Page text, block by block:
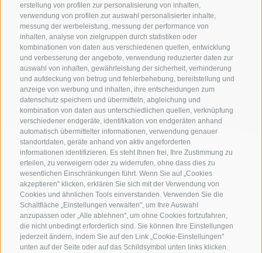
erstellung von profilen zur personalisierung von inhalten,
verwendung von profilen zur auswahl personalisierter inhalte,
messung der werbeleistung, messung der performance von
inhalten, analyse von zielgruppen durch statistiken oder
kombinationen von daten aus verschiedenen quellen, entwicklung
und verbesserung der angebote, verwendung reduzierter daten zur
auswahl von inhalten, gewährleistung der sicherheit, verhinderung
und aufdeckung von betrug und fehlerbehebung, bereitstellung und
anzeige von werbung und inhalten, ihre entscheidungen zum
datenschutz speichern und übermitteln, abgleichung und
kombination von daten aus unterschiedlichen quellen, verknüpfung
verschiedener endgeräte, identifikation von endgeräten anhand
automatisch übermittelter informationen, verwendung genauer
standortdaten, geräte anhand von aktiv angeforderten
informationen identifizieren. Es steht Ihnen frei, Ihre Zustimmung zu
erteilen, zu verweigern oder zu widerrufen, ohne dass dies zu
wesentlichen Einschränkungen führt. Wenn Sie auf „Cookies
akzeptieren" klicken, erklären Sie sich mit der Verwendung von
Cookies und ähnlichen Tools einverstanden. Verwenden Sie die
Schaltfläche „Einstellungen verwalten", um Ihre Auswahl
anzupassen oder „Alle ablehnen", um ohne Cookies fortzufahren,
die nicht unbedingt erforderlich sind. Sie können Ihre Einstellungen
jederzeit ändern, indem Sie auf den Link „Cookie-Einstellungen"
unten auf der Seite oder auf das Schildsymbol unten links klicken.
Suche starten
zur kompletten Unterkunftsliste